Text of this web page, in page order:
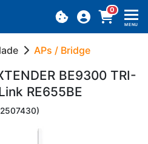
0
MENU
APs / Bridge
BE9300 TRI-
RE655BE